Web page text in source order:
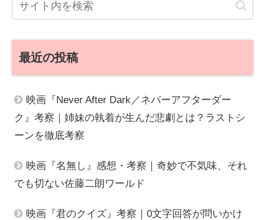
最近の投稿
映画『Never After Dark／ネバーアフターダー
ク』考察｜姉妹の執着が生んだ悲劇とは？ラストシ
ーンを徹底考察
映画『名無し』感想・考察｜奇妙で不気味、それ
でも切ない佐藤二朗ワールド
映画『君のクイズ』考察｜0文字回答が問いかけ